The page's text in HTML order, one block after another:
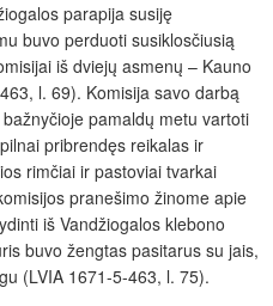
parapija susiję
buvo perduoti susiklosčiusią
iš dviejų asmenų – Kauno
l. 69). Komisija savo darbą
pamaldų metu vartoti
pribrendęs reikalas ir
rimčiai ir pastoviai tvarkai
pranešimo žinome apie
iš Vandžiogalos klebono
buvo žengtas pasitarus su jais,
(LVIA 1671-5-463, l. 75).